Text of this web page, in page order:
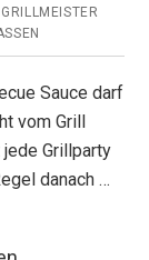
GRILLMEISTER
Sauce darf
vom Grill
Grillparty
danach …